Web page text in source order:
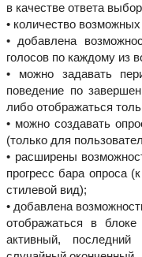
в качестве ответа
• количество
• добавлена
голосов по каждому из
• можно задавать
поведение по
либо отображаться
• можно создавать
(только для
• расширены
прогресс бара опроса
стилевой вид);
• добавлена
отображаться в
активный, последний